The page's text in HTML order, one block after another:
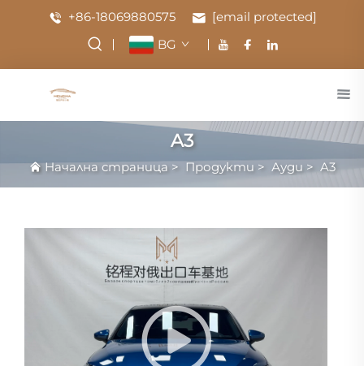
+86-18069880575
[email protected]
BG
A3
Начална страница > Продукти > Ауди > A3